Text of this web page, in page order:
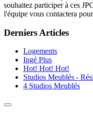
souhaitez participer à ces
l'équipe vous contactera
Derniers Articles
Logements
Ingé Plus
Hot! Hot! Hot!
Studios Meublés -
4 Studios Meublés